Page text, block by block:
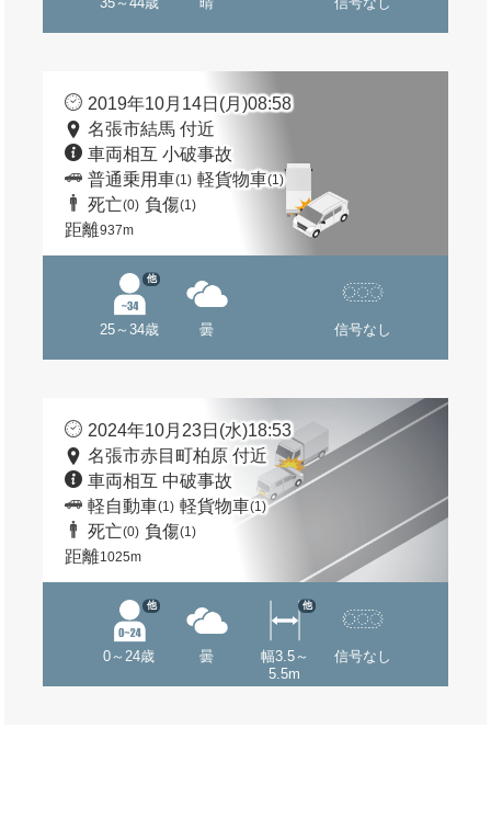
2019年10月14日(月)08:58
名張市結馬 付近
車両相互 小破事故
普通乗用車(1) 軽貨物車(1)
死亡(0) 負傷(1)
距離937m
25～34歳
他
曇 信号なし
2024年10月23日(水)18:53
名張市赤目町柏原 付近
車両相互 中破事故
軽自動車(1) 軽貨物車(1)
死亡(0) 負傷(1)
距離1025m
0～24歳
他
曇
幅3.5～
5.5m
他
信号なし